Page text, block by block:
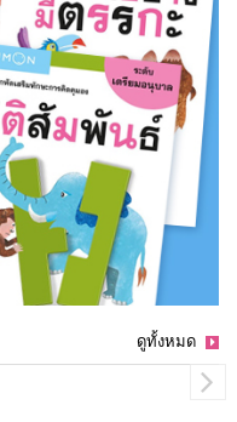
ดูทั้งหมด